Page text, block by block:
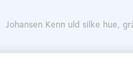
Johansen Kenn uld silke hue,